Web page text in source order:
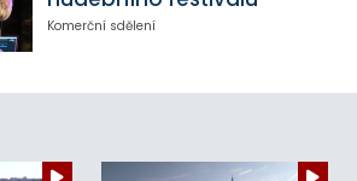
Komerční sdělení